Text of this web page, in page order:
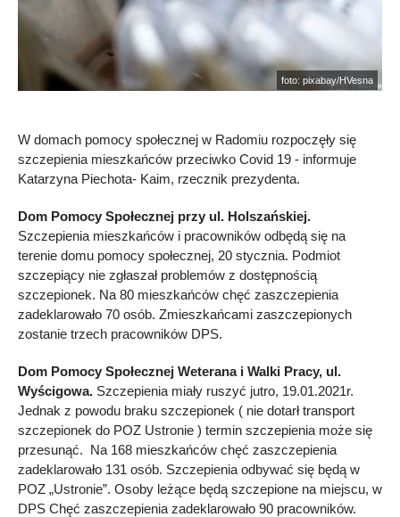
foto: pixabay/HVesna
W domach pomocy społecznej w Radomiu rozpoczęły się
szczepienia mieszkańców przeciwko Covid 19 - informuje
Katarzyna Piechota- Kaim, rzecznik prezydenta.
Dom Pomocy Społecznej przy ul. Holszańskiej.
Szczepienia mieszkańców i pracowników odbędą się na
terenie domu pomocy społecznej, 20 stycznia. Podmiot
szczepiący nie zgłaszał problemów z dostępnością
szczepionek. Na 80 mieszkańców chęć zaszczepienia
zadeklarowało 70 osób. Zmieszkańcami zaszczepionych
zostanie trzech pracowników DPS.
Dom Pomocy Społecznej Weterana i Walki Pracy, ul.
Wyścigowa. Szczepienia miały ruszyć jutro, 19.01.2021r.
Jednak z powodu braku szczepionek ( nie dotarł transport
szczepionek do POZ Ustronie ) termin szczepienia może się
przesunąć. Na 168 mieszkańców chęć zaszczepienia
zadeklarowało 131 osób. Szczepienia odbywać się będą w
POZ „Ustronie”. Osoby leżące będą szczepione na miejscu, w
DPS Chęć zaszczepienia zadeklarowało 90 pracowników.